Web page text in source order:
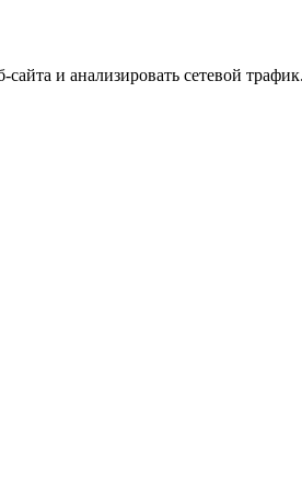
и анализировать сетевой трафик.